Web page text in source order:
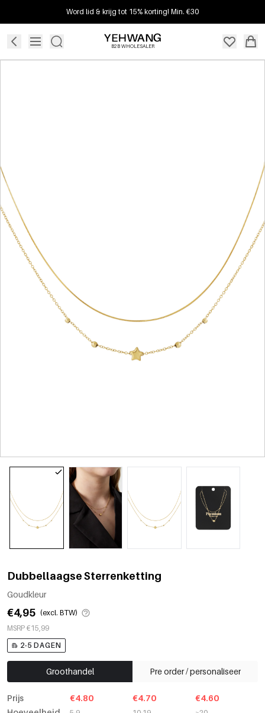
Word lid & krijg tot 15% korting! Min. €30
B2B WHOLESALER
Dubbellaagse Sterrenketting
Goudkleur
€4,95 (excl. BTW)
MSRP €15,99
2-5 DAGEN
Groothandel Pre order / personaliseer
Prijs
€4.80 €4.70 €4.60